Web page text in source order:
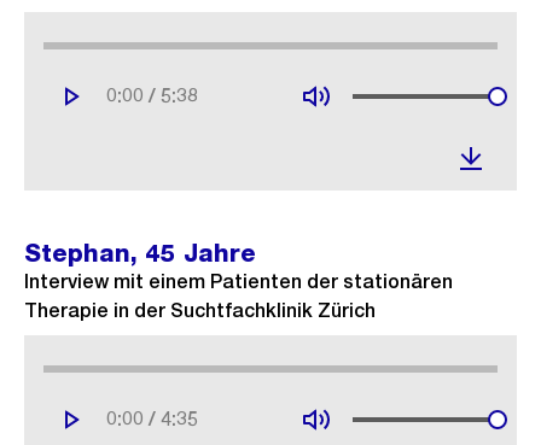
/
Stephan, 45 Jahre
Interview mit einem Patienten der stationären
Therapie in der Suchtfachklinik Zürich
/